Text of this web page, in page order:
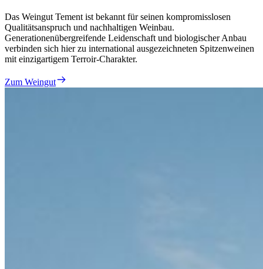
Das Weingut Tement ist bekannt für seinen kompromisslosen
Qualitätsanspruch und nachhaltigen Weinbau.
Generationenübergreifende Leidenschaft und biologischer Anbau
verbinden sich hier zu international ausgezeichneten Spitzenweinen
mit einzigartigem Terroir-Charakter.
Zum Weingut